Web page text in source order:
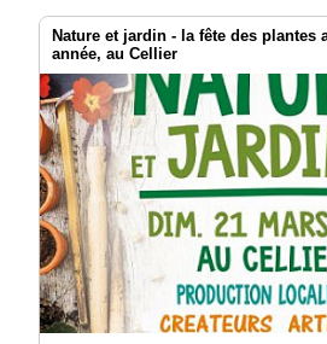
Nature et jardin - la fête des plantes
année, au Cellier